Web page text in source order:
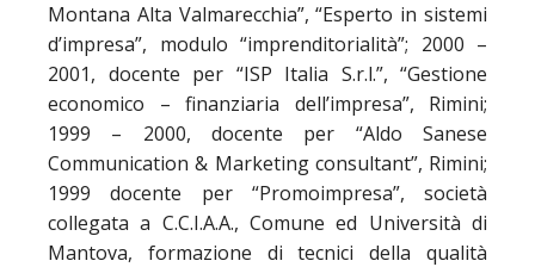
Montana Alta Valmarecchia”, “Esperto in sistemi
d’impresa”, modulo “imprenditorialità”; 2000 –
2001, docente per “ISP Italia S.r.l.”, “Gestione
economico – finanziaria dell’impresa”, Rimini;
1999 – 2000, docente per “Aldo Sanese
Communication & Marketing consultant”, Rimini;
1999 docente per “Promoimpresa”, società
collegata a C.C.I.A.A., Comune ed Università di
Mantova, formazione di tecnici della qualità